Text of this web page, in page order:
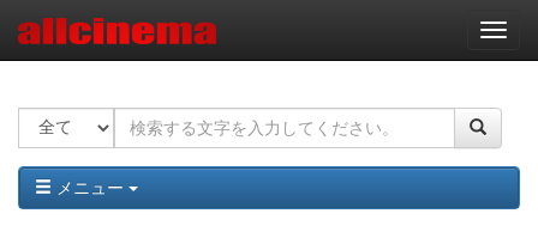
ナ
ビ
ー
ョ
ン
メニュー